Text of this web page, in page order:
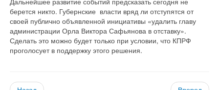
берется никто. Губернские власти вряд ли отступятся от
своей публично объявленной инициативы «удалить главу
администрации Орла Виктора Сафьянова в отставку».
Сделать это можно будет только при условии, что КПРФ
проголосует в поддержку этого решения.